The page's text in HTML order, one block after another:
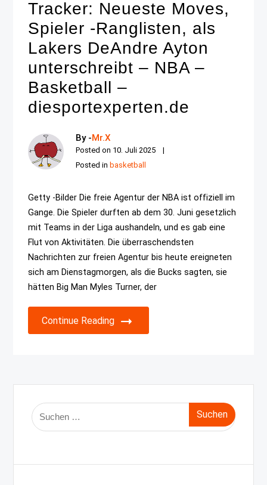
Tracker: Neueste Moves,
Spieler -Ranglisten, als
Lakers DeAndre Ayton
unterschreibt – NBA –
Basketball –
diesportexperten.de
By -Mr.X
Posted on 10. Juli 2025
Posted in basketball
Getty -Bilder Die freie Agentur der NBA ist offiziell im
Gange. Die Spieler durften ab dem 30. Juni gesetzlich
mit Teams in der Liga aushandeln, und es gab eine
Flut von Aktivitäten. Die überraschendsten
Nachrichten zur freien Agentur bis heute ereigneten
sich am Dienstagmorgen, als die Bucks sagten, sie
hätten Big Man Myles Turner, der
Continue Reading
Suche
nach: